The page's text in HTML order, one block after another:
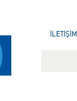
İLETİŞİM